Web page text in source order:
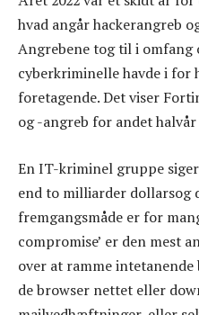
hvad angår hackerangreb
Angrebene tog til i omfang
cyberkriminelle havde i for
foretagende. Det viser
og -angreb for andet halvår
En IT-kriminel gruppe
end to milliarder dollarsog
fremgangsmåde er for
compromise’ er den mest
over at ramme
de browser nettet eller